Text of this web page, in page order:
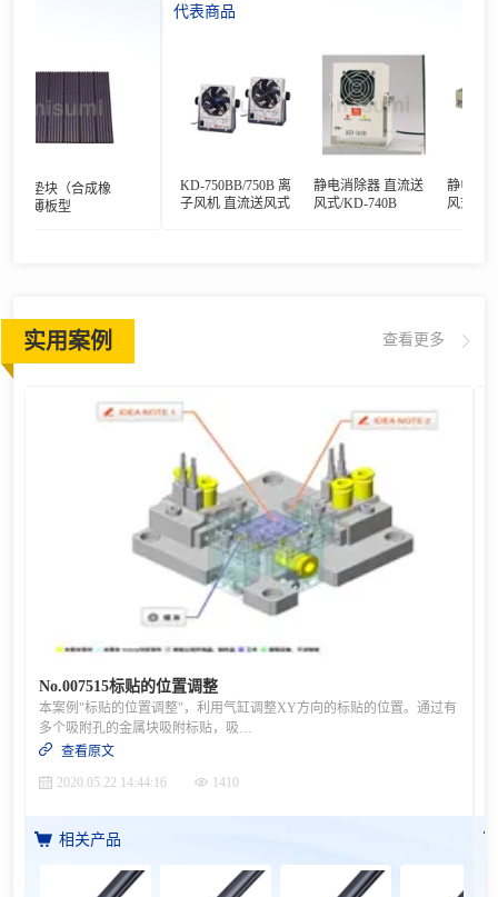
垫块（合成橡
薄板型
代表商品
KD-750BB/750B 离
子风机 直流送风式
静电消除器 直流送
风式/KD-740B
静电消除器
风式/BLT-02
实用案例 查看更多
No.007515标贴的位置调整
本案例"标贴的位置调整"，利用气缸调整XY方向的标贴的位置。通过有
多个吸附孔的金属块吸附标贴，吸附标贴的同时进行位置的调整的结构以工件吸附面的平面度0.05、底座零件间的平行度0.1为基准进行零件的制作 。目的・动作· 适用于自动化设备标贴的位置矫正IDEA NOTE1 使吸附面滑动进行调整根据2个方向的导轨使工件的吸附面滑动进行调整的结构IDEA NOTE2 防止贴纸的贴面粘上（粘贴）通过将校正部位切割为山字型，防止贴纸的贴面粘上 设计要点，尺寸规格等更多案例信息，请点击进入案例详情
查看原文
2020.05.22 14:44:16
1410
相关产品